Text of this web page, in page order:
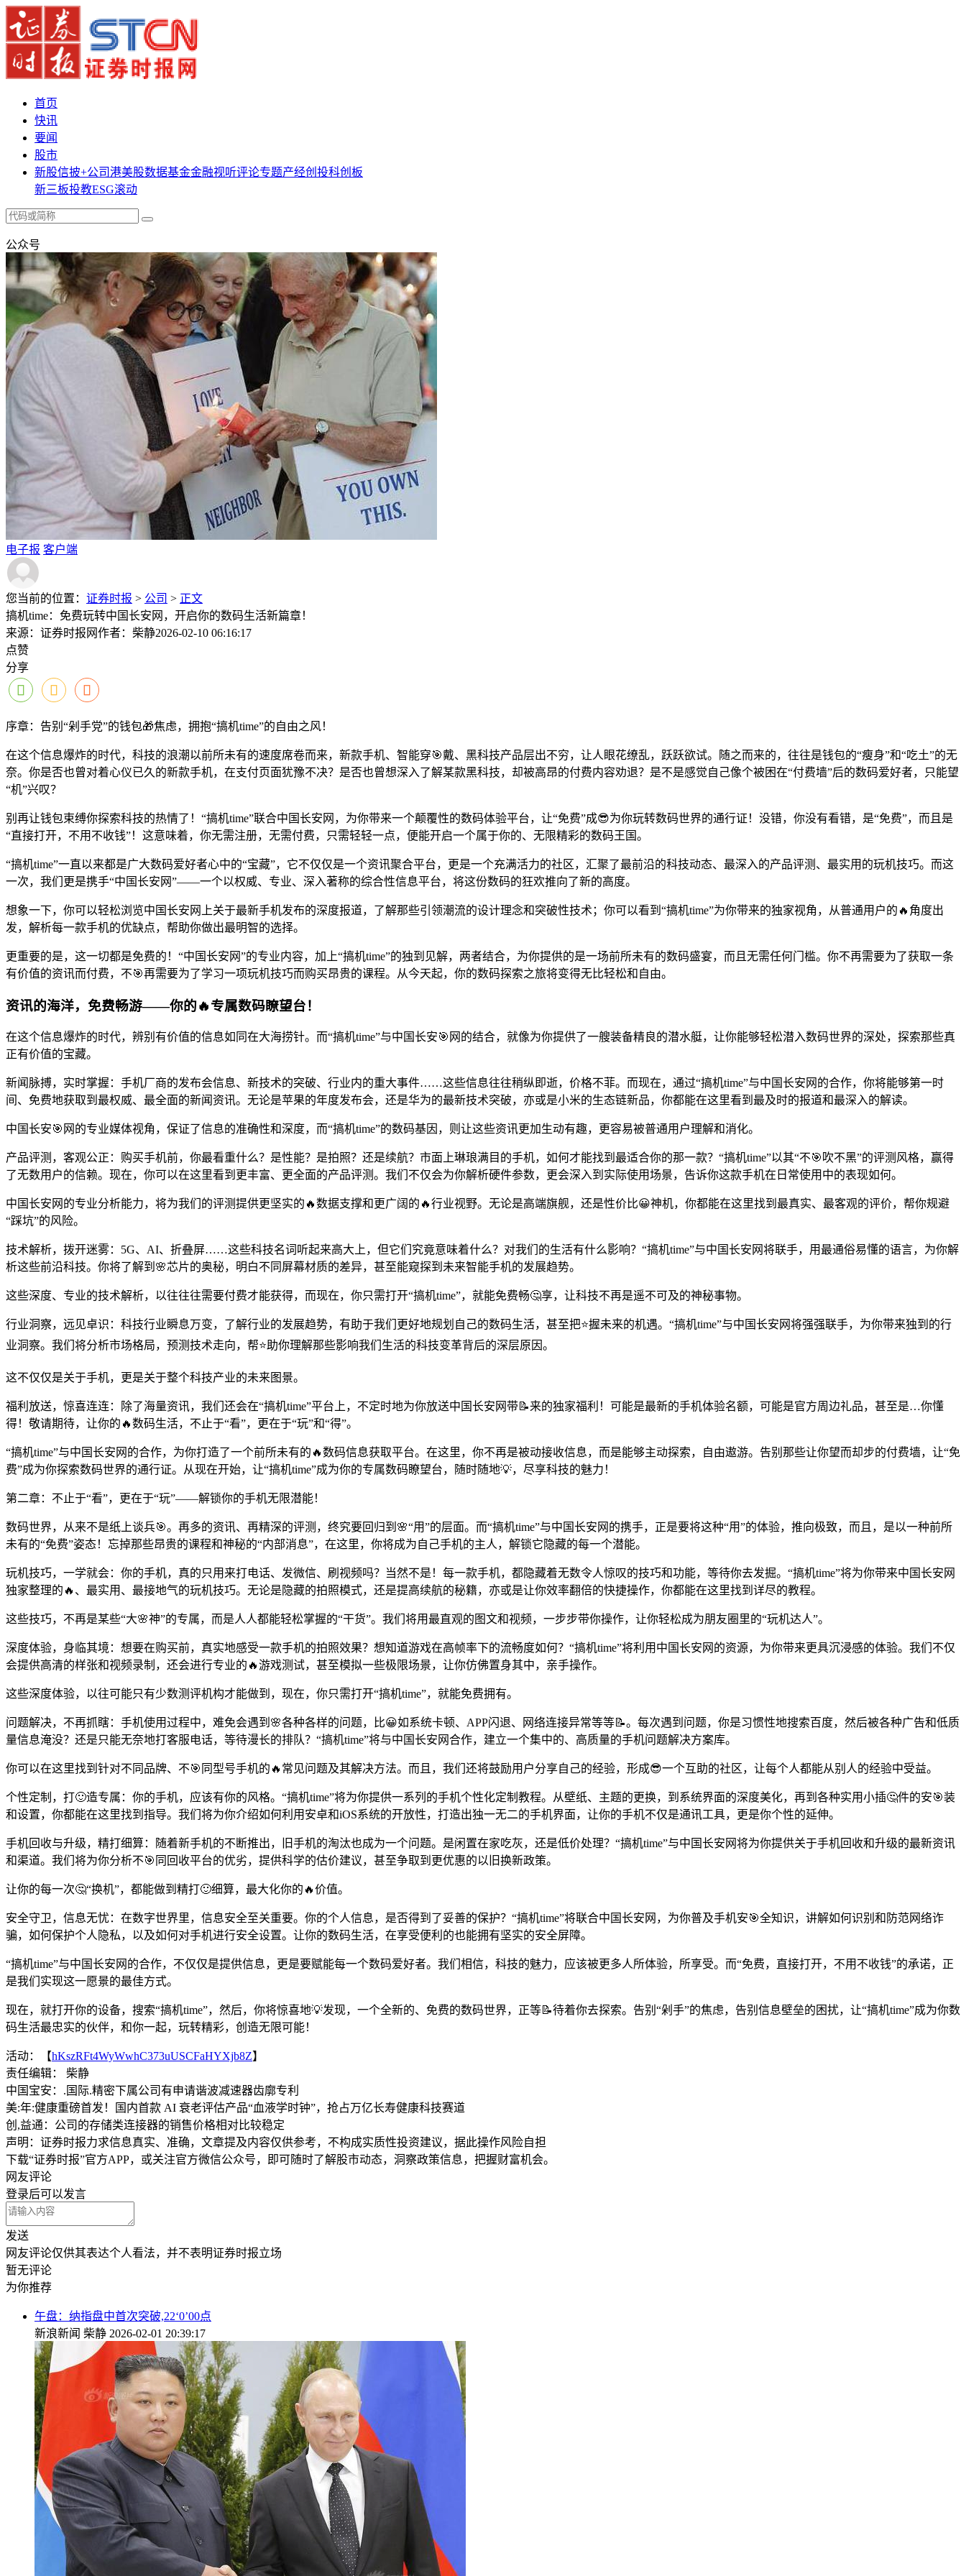
首页
快讯
要闻
股市
新股信披+公司港美股数据基金金融视听评论专题产经创投科创板
新三板投教ESG滚动
公众号
电子报 客户端
您当前的位置： 证券时报 > 公司 > 正文
搞机time：免费玩转中国长安网，开启你的数码生活新篇章！
来源：证券时报网作者：柴静2026-02-10 06:16:17
点赞
分享
序章：告别“剁手党”的钱包🎁焦虑，拥抱“搞机time”的自由之风！
在这个信息爆炸的时代，科技的浪潮以前所未有的速度席卷而来，新款手机、智能穿🎯戴、黑科技产品层出不穷，让人眼花缭乱，跃跃欲试。随之而来的，往往是钱包的“瘦身”和“吃土”的无
奈。你是否也曾对着心仪已久的新款手机，在支付页面犹豫不决？是否也曾想深入了解某款黑科技，却被高昂的付费内容劝退？是不是感觉自己像个被困在“付费墙”后的数码爱好者，只能望
“机”兴叹？
别再让钱包束缚你探索科技的热情了！“搞机time”联合中国长安网，为你带来一个颠覆性的数码体验平台，让“免费”成😎为你玩转数码世界的通行证！没错，你没有看错，是“免费”，而且是
“直接打开，不用不收钱”！这意味着，你无需注册，无需付费，只需轻轻一点，便能开启一个属于你的、无限精彩的数码王国。
“搞机time”一直以来都是广大数码爱好者心中的“宝藏”，它不仅仅是一个资讯聚合平台，更是一个充满活力的社区，汇聚了最前沿的科技动态、最深入的产品评测、最实用的玩机技巧。而这
一次，我们更是携手“中国长安网”——一个以权威、专业、深入著称的综合性信息平台，将这份数码的狂欢推向了新的高度。
想象一下，你可以轻松浏览中国长安网上关于最新手机发布的深度报道，了解那些引领潮流的设计理念和突破性技术；你可以看到“搞机time”为你带来的独家视角，从普通用户的🔥角度出
发，解析每一款手机的优缺点，帮助你做出最明智的选择。
更重要的是，这一切都是免费的！“中国长安网”的专业内容，加上“搞机time”的独到见解，两者结合，为你提供的是一场前所未有的数码盛宴，而且无需任何门槛。你不再需要为了获取一条
有价值的资讯而付费，不🎯再需要为了学习一项玩机技巧而购买昂贵的课程。从今天起，你的数码探索之旅将变得无比轻松和自由。
资讯的海洋，免费畅游——你的🔥专属数码瞭望台！
在这个信息爆炸的时代，辨别有价值的信息如同在大海捞针。而“搞机time”与中国长安🎯网的结合，就像为你提供了一艘装备精良的潜水艇，让你能够轻松潜入数码世界的深处，探索那些真
正有价值的宝藏。
新闻脉搏，实时掌握：手机厂商的发布会信息、新技术的突破、行业内的重大事件……这些信息往往稍纵即逝，价格不菲。而现在，通过“搞机time”与中国长安网的合作，你将能够第一时
间、免费地获取到最权威、最全面的新闻资讯。无论是苹果的年度发布会，还是华为的最新技术突破，亦或是小米的生态链新品，你都能在这里看到最及时的报道和最深入的解读。
中国长安🎯网的专业媒体视角，保证了信息的准确性和深度，而“搞机time”的数码基因，则让这些资讯更加生动有趣，更容易被普通用户理解和消化。
产品评测，客观公正：购买手机前，你最看重什么？是性能？是拍照？还是续航？市面上琳琅满目的手机，如何才能找到最适合你的那一款？“搞机time”以其“不🎯吹不黑”的评测风格，赢得
了无数用户的信赖。现在，你可以在这里看到更丰富、更全面的产品评测。我们不仅会为你解析硬件参数，更会深入到实际使用场景，告诉你这款手机在日常使用中的表现如何。
中国长安网的专业分析能力，将为我们的评测提供更坚实的🔥数据支撑和更广阔的🔥行业视野。无论是高端旗舰，还是性价比😀神机，你都能在这里找到最真实、最客观的评价，帮你规避
“踩坑”的风险。
技术解析，拨开迷雾：5G、AI、折叠屏……这些科技名词听起来高大上，但它们究竟意味着什么？对我们的生活有什么影响？“搞机time”与中国长安网将联手，用最通俗易懂的语言，为你解
析这些前沿科技。你将了解到🌸芯片的奥秘，明白不同屏幕材质的差异，甚至能窥探到未来智能手机的发展趋势。
这些深度、专业的技术解析，以往往往需要付费才能获得，而现在，你只需打开“搞机time”，就能免费畅🤔享，让科技不再是遥不可及的神秘事物。
行业洞察，远见卓识：科技行业瞬息万变，了解行业的发展趋势，有助于我们更好地规划自己的数码生活，甚至把⭐握未来的机遇。“搞机time”与中国长安网将强强联手，为你带来独到的行
业洞察。我们将分析市场格局，预测技术走向，帮⭐助你理解那些影响我们生活的科技变革背后的深层原因。
这不仅仅是关于手机，更是关于整个科技产业的未来图景。
福利放送，惊喜连连：除了海量资讯，我们还会在“搞机time”平台上，不定时地为你放送中国长安网带📝来的独家福利！可能是最新的手机体验名额，可能是官方周边礼品，甚至是…你懂
得！敬请期待，让你的🔥数码生活，不止于“看”，更在于“玩”和“得”。
“搞机time”与中国长安网的合作，为你打造了一个前所未有的🔥数码信息获取平台。在这里，你不再是被动接收信息，而是能够主动探索，自由遨游。告别那些让你望而却步的付费墙，让“免
费”成为你探索数码世界的通行证。从现在开始，让“搞机time”成为你的专属数码瞭望台，随时随地💡，尽享科技的魅力！
第二章：不止于“看”，更在于“玩”——解锁你的手机无限潜能！
数码世界，从来不是纸上谈兵🎯。再多的资讯、再精深的评测，终究要回归到🌸“用”的层面。而“搞机time”与中国长安网的携手，正是要将这种“用”的体验，推向极致，而且，是以一种前所
未有的“免费”姿态！忘掉那些昂贵的课程和神秘的“内部消息”，在这里，你将成为自己手机的主人，解锁它隐藏的每一个潜能。
玩机技巧，一学就会：你的手机，真的只用来打电话、发微信、刷视频吗？当然不是！每一款手机，都隐藏着无数令人惊叹的技巧和功能，等待你去发掘。“搞机time”将为你带来中国长安网
独家整理的🔥、最实用、最接地气的玩机技巧。无论是隐藏的拍照模式，还是提高续航的秘籍，亦或是让你效率翻倍的快捷操作，你都能在这里找到详尽的教程。
这些技巧，不再是某些“大🌸神”的专属，而是人人都能轻松掌握的“干货”。我们将用最直观的图文和视频，一步步带你操作，让你轻松成为朋友圈里的“玩机达人”。
深度体验，身临其境：想要在购买前，真实地感受一款手机的拍照效果？想知道游戏在高帧率下的流畅度如何？“搞机time”将利用中国长安网的资源，为你带来更具沉浸感的体验。我们不仅
会提供高清的样张和视频录制，还会进行专业的🔥游戏测试，甚至模拟一些极限场景，让你仿佛置身其中，亲手操作。
这些深度体验，以往可能只有少数测评机构才能做到，现在，你只需打开“搞机time”，就能免费拥有。
问题解决，不再抓瞎：手机使用过程中，难免会遇到🌸各种各样的问题，比😀如系统卡顿、APP闪退、网络连接异常等等📝。每次遇到问题，你是习惯性地搜索百度，然后被各种广告和低质
量信息淹没？还是只能无奈地打客服电话，等待漫长的排队？“搞机time”将与中国长安网合作，建立一个集中的、高质量的手机问题解决方案库。
你可以在这里找到针对不同品牌、不🎯同型号手机的🔥常见问题及其解决方法。而且，我们还将鼓励用户分享自己的经验，形成😎一个互助的社区，让每个人都能从别人的经验中受益。
个性定制，打🙂造专属：你的手机，应该有你的风格。“搞机time”将为你提供一系列的手机个性化定制教程。从壁纸、主题的更换，到系统界面的深度美化，再到各种实用小插🤔件的安🎯装
和设置，你都能在这里找到指导。我们将为你介绍如何利用安卓和iOS系统的开放性，打造出独一无二的手机界面，让你的手机不仅是通讯工具，更是你个性的延伸。
手机回收与升级，精打细算：随着新手机的不断推出，旧手机的淘汰也成为一个问题。是闲置在家吃灰，还是低价处理？“搞机time”与中国长安网将为你提供关于手机回收和升级的最新资讯
和渠道。我们将为你分析不🎯同回收平台的优劣，提供科学的估价建议，甚至争取到更优惠的以旧换新政策。
让你的每一次🤔“换机”，都能做到精打🙂细算，最大化你的🔥价值。
安全守卫，信息无忧：在数字世界里，信息安全至关重要。你的个人信息，是否得到了妥善的保护？“搞机time”将联合中国长安网，为你普及手机安🎯全知识，讲解如何识别和防范网络诈
骗，如何保护个人隐私，以及如何对手机进行安全设置。让你的数码生活，在享受便利的也能拥有坚实的安全屏障。
“搞机time”与中国长安网的合作，不仅仅是提供信息，更是要赋能每一个数码爱好者。我们相信，科技的魅力，应该被更多人所体验，所享受。而“免费，直接打开，不用不收钱”的承诺，正
是我们实现这一愿景的最佳方式。
现在，就打开你的设备，搜索“搞机time”，然后，你将惊喜地💡发现，一个全新的、免费的数码世界，正等📝待着你去探索。告别“剁手”的焦虑，告别信息壁垒的困扰，让“搞机time”成为你数
码生活最忠实的伙伴，和你一起，玩转精彩，创造无限可能！
活动：【hKszRFt4WyWwhC373uUSCFaHYXjb8Z】
责任编辑： 柴静
中国宝安：.国际.精密下属公司有申请谐波减速器齿廓专利
美:年:健康重磅首发！国内首款 AI 衰老评估产品“血液学时钟”，抢占万亿长寿健康科技赛道
创,益通：公司的存储类连接器的销售价格相对比较稳定
声明：证券时报力求信息真实、准确，文章提及内容仅供参考，不构成实质性投资建议，据此操作风险自担
下载“证券时报”官方APP，或关注官方微信公众号，即可随时了解股市动态，洞察政策信息，把握财富机会。
网友评论
登录后可以发言
发送
网友评论仅供其表达个人看法，并不表明证券时报立场
暂无评论
为你推荐
午盘：纳指盘中首次突破,22‘0’00点
新浪新闻 柴静 2026-02-01 20:39:17